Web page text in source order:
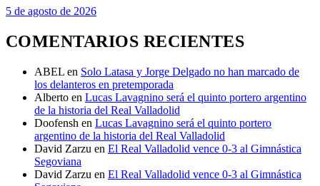
5 de agosto de 2026
COMENTARIOS RECIENTES
ABEL en Solo Latasa y Jorge Delgado no han marcado de
los delanteros en pretemporada
Alberto en Lucas Lavagnino será el quinto portero argentino
de la historia del Real Valladolid
Doofensh en Lucas Lavagnino será el quinto portero
argentino de la historia del Real Valladolid
David Zarzu en El Real Valladolid vence 0-3 al Gimnástica
Segoviana
David Zarzu en El Real Valladolid vence 0-3 al Gimnástica